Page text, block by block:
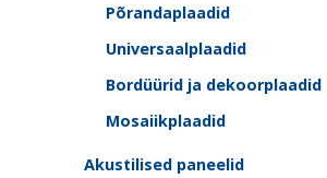
Põrandaplaadid
Universaalplaadid
Bordüürid ja dekoorplaadid
Mosaiikplaadid
Akustilised paneelid